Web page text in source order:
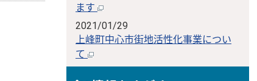
ます
2021/01/29
上峰町中心市街地活性化事業につい
て